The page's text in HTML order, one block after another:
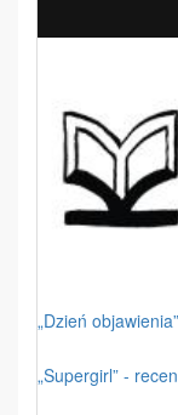
„Dzień
„Supergirl” -